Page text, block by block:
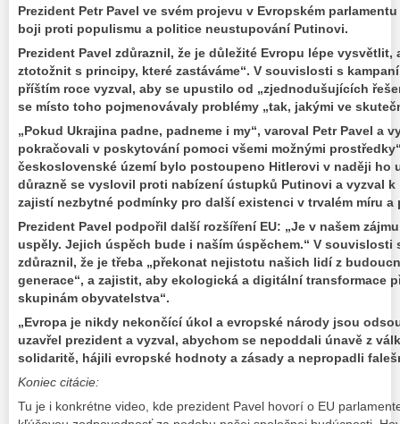
Prezident Petr Pavel ve svém projevu v Evropském
boji proti populismu a politice neustupování Putinovi.
Prezident Pavel zdůraznil, že je důležité Evropu lépe vysvětlit,
ztotožnit s principy, které zastáváme“. V souvislosti s
příštím roce vyzval, aby se upustilo od „zjednodušujících
se místo toho pojmenovávaly problémy „tak, jakými ve
„Pokud Ukrajina padne, padneme i my“, varoval Petr Pavel a
pokračovali v poskytování pomoci všemi možnými
československé území bylo postoupeno Hitlerovi v naději ho
důrazně se vyslovil proti nabízení ústupků Putinovi a vyzval k
zajistí nezbytné podmínky pro další existenci v trvalém míru a
Prezident Pavel podpořil další rozšíření EU: „Je v našem
uspěly. Jejich úspěch bude i naším úspěchem.“ V souvislosti
zdůraznil, že je třeba „překonat nejistotu našich lidí z
generace“, a zajistit, aby ekologická a digitální transformace
skupinám obyvatelstva“.
„Evropa je nikdy nekončící úkol a evropské národy jsou
uzavřel prezident a vyzval, abychom se nepoddali únavě z
solidaritě, hájili evropské hodnoty a zásady a nepropadli
Koniec citácie:
Tu je i konkrétne video, kde prezident Pavel hovorí o EU